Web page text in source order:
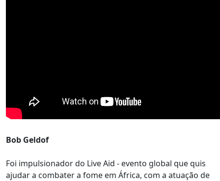
Bob Geldof
Foi impulsionador do Live Aid - evento global que quis
ajudar a combater a fome em África, com a atuação de